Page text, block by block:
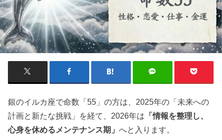
銀のイルカ座で命数「55」の方は、2025年の「未来への
計画と新たな挑戦」を経て、2026年は 「情報を整理し、
心身を休めるメンテナンス期」へと入ります。